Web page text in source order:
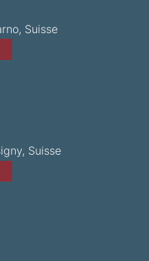
Suisse
Suisse